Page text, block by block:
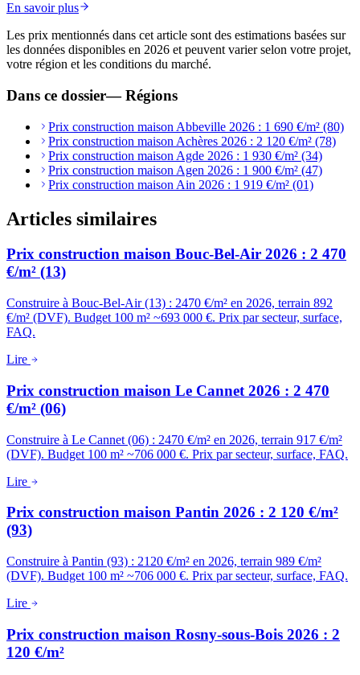
En savoir plus
Les prix mentionnés dans cet article sont des estimations basées sur
les données disponibles en 2026 et peuvent varier selon votre projet,
votre région et les conditions du marché.
Dans ce dossier—Régions
Prix construction maison Abbeville 2026 : 1 690 €/m² (80)
Prix construction maison Achères 2026 : 2 120 €/m² (78)
Prix construction maison Agde 2026 : 1 930 €/m² (34)
Prix construction maison Agen 2026 : 1 900 €/m² (47)
Prix construction maison Ain 2026 : 1 919 €/m² (01)
Articles similaires
Prix construction maison Bouc-Bel-Air 2026 : 2 470
€/m² (13)
Construire à Bouc-Bel-Air (13) : 2470 €/m² en 2026, terrain 892
€/m² (DVF). Budget 100 m² ~693 000 €. Prix par secteur, surface,
FAQ.
Lire
Prix construction maison Le Cannet 2026 : 2 470
€/m² (06)
Construire à Le Cannet (06) : 2470 €/m² en 2026, terrain 917 €/m²
(DVF). Budget 100 m² ~706 000 €. Prix par secteur, surface, FAQ.
Lire
Prix construction maison Pantin 2026 : 2 120 €/m²
(93)
Construire à Pantin (93) : 2120 €/m² en 2026, terrain 989 €/m²
(DVF). Budget 100 m² ~706 000 €. Prix par secteur, surface, FAQ.
Lire
Prix construction maison Rosny-sous-Bois 2026 : 2
120 €/m²